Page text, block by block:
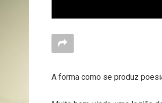
A forma como se produz